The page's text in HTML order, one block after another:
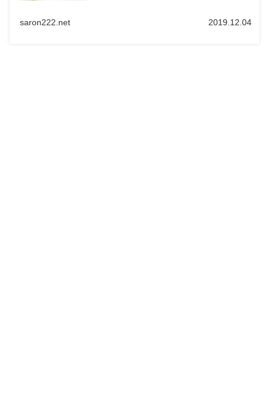
saron222.net 2019.12.04